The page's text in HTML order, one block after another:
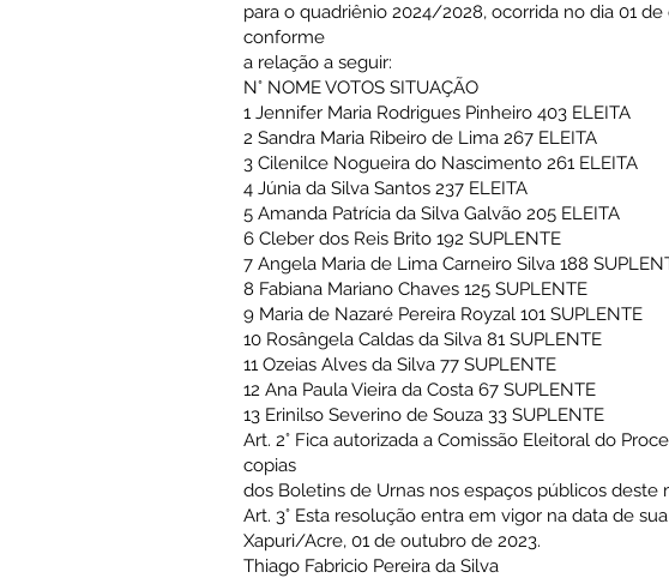
para o quadriênio 2024/2028, ocorrida no dia 01
conforme
a relação a seguir:
N° NOME VOTOS SITUAÇÃO
1 Jennifer Maria Rodrigues Pinheiro 403 ELEITA
2 Sandra Maria Ribeiro de Lima 267 ELEITA
3 Cilenilce Nogueira do Nascimento 261 ELEITA
4 Júnia da Silva Santos 237 ELEITA
5 Amanda Patrícia da Silva Galvão 205 ELEITA
6 Cleber dos Reis Brito 192 SUPLENTE
7 Angela Maria de Lima Carneiro Silva 188
8 Fabiana Mariano Chaves 125 SUPLENTE
9 Maria de Nazaré Pereira Royzal 101 SUPLENTE
10 Rosângela Caldas da Silva 81 SUPLENTE
11 Ozeias Alves da Silva 77 SUPLENTE
12 Ana Paula Vieira da Costa 67 SUPLENTE
13 Erinilso Severino de Souza 33 SUPLENTE
Art. 2° Fica autorizada a Comissão Eleitoral do
copias
dos Boletins de Urnas nos espaços públicos
Art. 3° Esta resolução entra em vigor na data de
Xapuri/Acre, 01 de outubro de 2023.
Thiago Fabricio Pereira da Silva